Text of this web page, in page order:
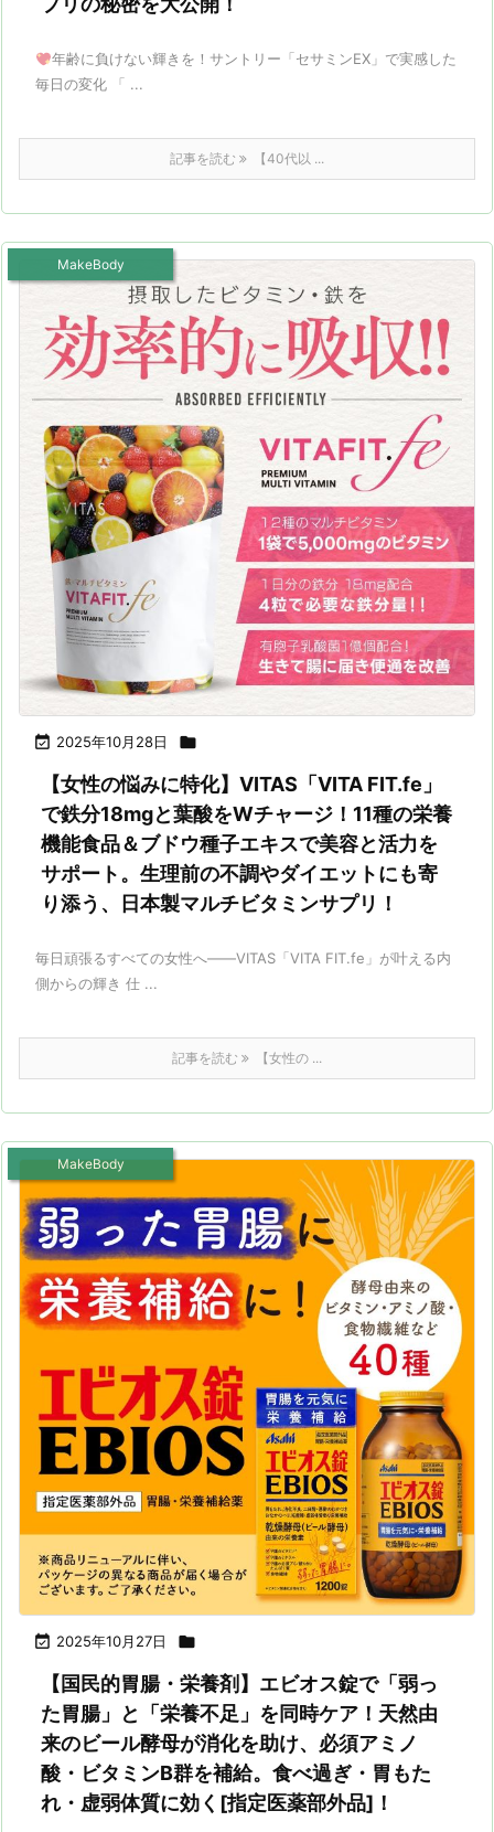
年齢に負けない輝きを！サントリー「セサミンEX」で実感した
毎日の変化 「 ...
記事を読む 【40代以 ...
 2025年10月28日 
MakeBody
【女性の悩みに特化】VITAS「VITA FIT.fe」
で鉄分18mgと葉酸をWチャージ！11種の栄養
機能食品＆ブドウ種子エキスで美容と活力を
サポート。生理前の不調やダイエットにも寄
り添う、日本製マルチビタミンサプリ！
毎日頑張るすべての女性へ――VITAS「VITA FIT.fe」が叶える内
側からの輝き 仕 ...
記事を読む 【女性の ...
 2025年10月27日 
MakeBody
【国民的胃腸・栄養剤】エビオス錠で「弱っ
た胃腸」と「栄養不足」を同時ケア！天然由
来のビール酵母が消化を助け、必須アミノ
酸・ビタミンB群を補給。食べ過ぎ・胃もた
れ・虚弱体質に効く[指定医薬部外品]！